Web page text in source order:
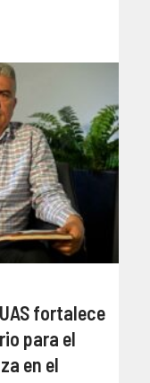
fortalece
para el
en el